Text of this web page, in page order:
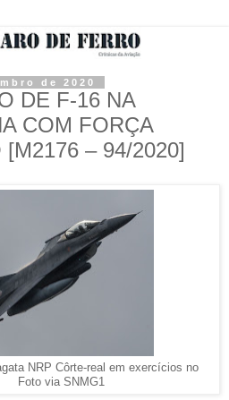
de 2020
DE F-16 NA
COM FORÇA
[M2176 – 94/2020]
NRP Côrte-real em exercícios no
via SNMG1